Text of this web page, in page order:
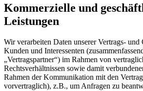
Kommerzielle und
Leistungen
Wir verarbeiten Daten unserer Vertrags- und
Kunden und Interessenten
„Vertragspartner“) im Rahmen von
Rechtsverhältnissen sowie damit
Rahmen der Kommunikation mit den
vorvertraglich), z.B., um Anfragen zu